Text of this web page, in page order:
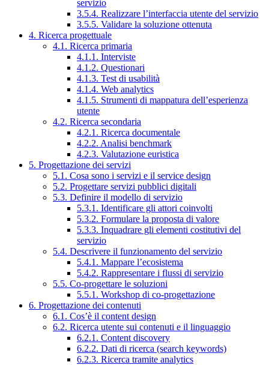
servizio
3.5.4. Realizzare l’interfaccia utente del servizio
3.5.5. Validare la soluzione ottenuta
4. Ricerca progettuale
4.1. Ricerca primaria
4.1.1. Interviste
4.1.2. Questionari
4.1.3. Test di usabilità
4.1.4. Web analytics
4.1.5. Strumenti di mappatura dell’esperienza
utente
4.2. Ricerca secondaria
4.2.1. Ricerca documentale
4.2.2. Analisi benchmark
4.2.3. Valutazione euristica
5. Progettazione dei servizi
5.1. Cosa sono i servizi e il service design
5.2. Progettare servizi pubblici digitali
5.3. Definire il modello di servizio
5.3.1. Identificare gli attori coinvolti
5.3.2. Formulare la proposta di valore
5.3.3. Inquadrare gli elementi costitutivi del
servizio
5.4. Descrivere il funzionamento del servizio
5.4.1. Mappare l’ecosistema
5.4.2. Rappresentare i flussi di servizio
5.5. Co-progettare le soluzioni
5.5.1. Workshop di co-progettazione
6. Progettazione dei contenuti
6.1. Cos’è il content design
6.2. Ricerca utente sui contenuti e il linguaggio
6.2.1. Content discovery
6.2.2. Dati di ricerca (search keywords)
6.2.3. Ricerca tramite analytics